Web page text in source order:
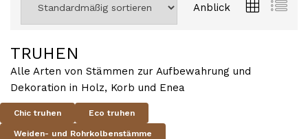
Anblick
TRUHEN
Alle Arten von Stämmen zur Aufbewahrung und
Dekoration in Holz, Korb und Enea
Chic truhen Eco truhen
Weiden- und Rohrkolbenstämme